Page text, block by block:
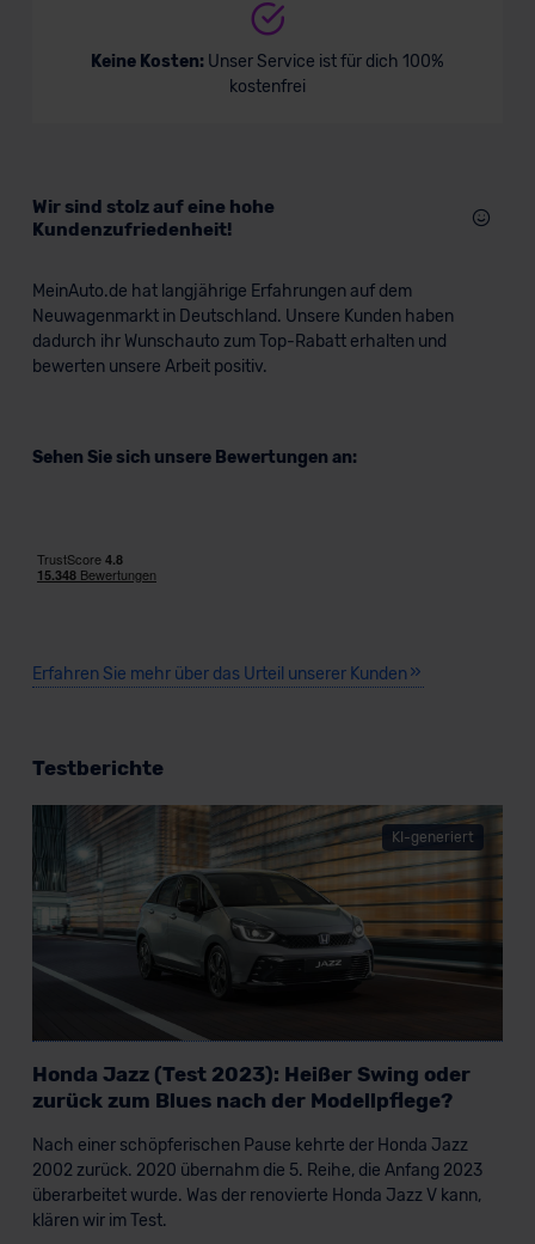
Keine Kosten: Unser Service ist für dich 100%
kostenfrei
Wir sind stolz auf eine hohe
Kundenzufriedenheit!
MeinAuto.de hat langjährige Erfahrungen auf dem
Neuwagenmarkt in Deutschland. Unsere Kunden haben
dadurch ihr Wunschauto zum Top-Rabatt erhalten und
bewerten unsere Arbeit positiv.
Sehen Sie sich unsere Bewertungen an:
Erfahren Sie mehr über das Urteil unserer Kunden
Testberichte
KI-generiert
Honda Jazz (Test 2023): Heißer Swing oder
zurück zum Blues nach der Modellpflege?
Nach einer schöpferischen Pause kehrte der Honda Jazz
2002 zurück. 2020 übernahm die 5. Reihe, die Anfang 2023
überarbeitet wurde. Was der renovierte Honda Jazz V kann,
klären wir im Test.